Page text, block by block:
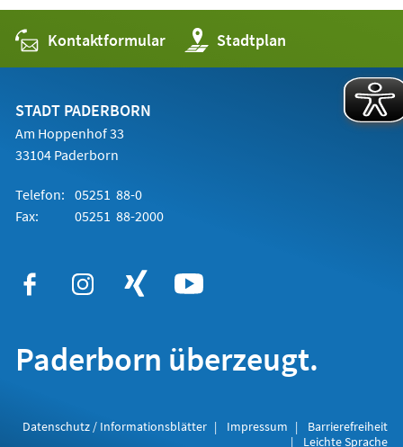
Kontaktformular Stadtplan
(Öffnet
in
einem
STADT PADERBORN
Am Hoppenhof 33
33104 Paderborn
Telefon: 05251 88-0
Fax:
05251 88-2000
Paderborn überzeugt.
Datenschutz / Informationsblätter Impressum
Barrierefreiheit
Leichte Sprache